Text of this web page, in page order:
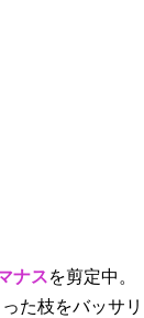
ナスを剪定中。
た枝をバッサ